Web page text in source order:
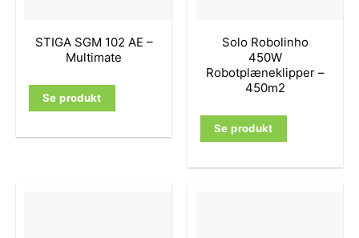
STIGA SGM 102 AE –
Multimate
Se produkt
Solo Robolinho
450W
Robotplæneklipper –
450m2
Se produkt